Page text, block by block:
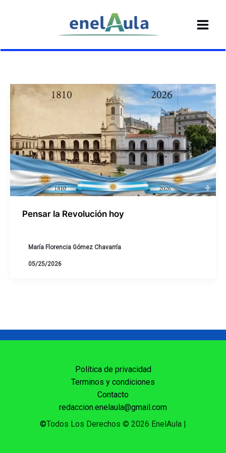
Pensar la Revolución hoy
María Florencia Gómez Chavarría
05/25/2026
Política de privacidad
Terminos y condiciones
Contacto
redaccion.enelaula@gmail.com
©Todos Los Derechos © 2026 EnelAula |